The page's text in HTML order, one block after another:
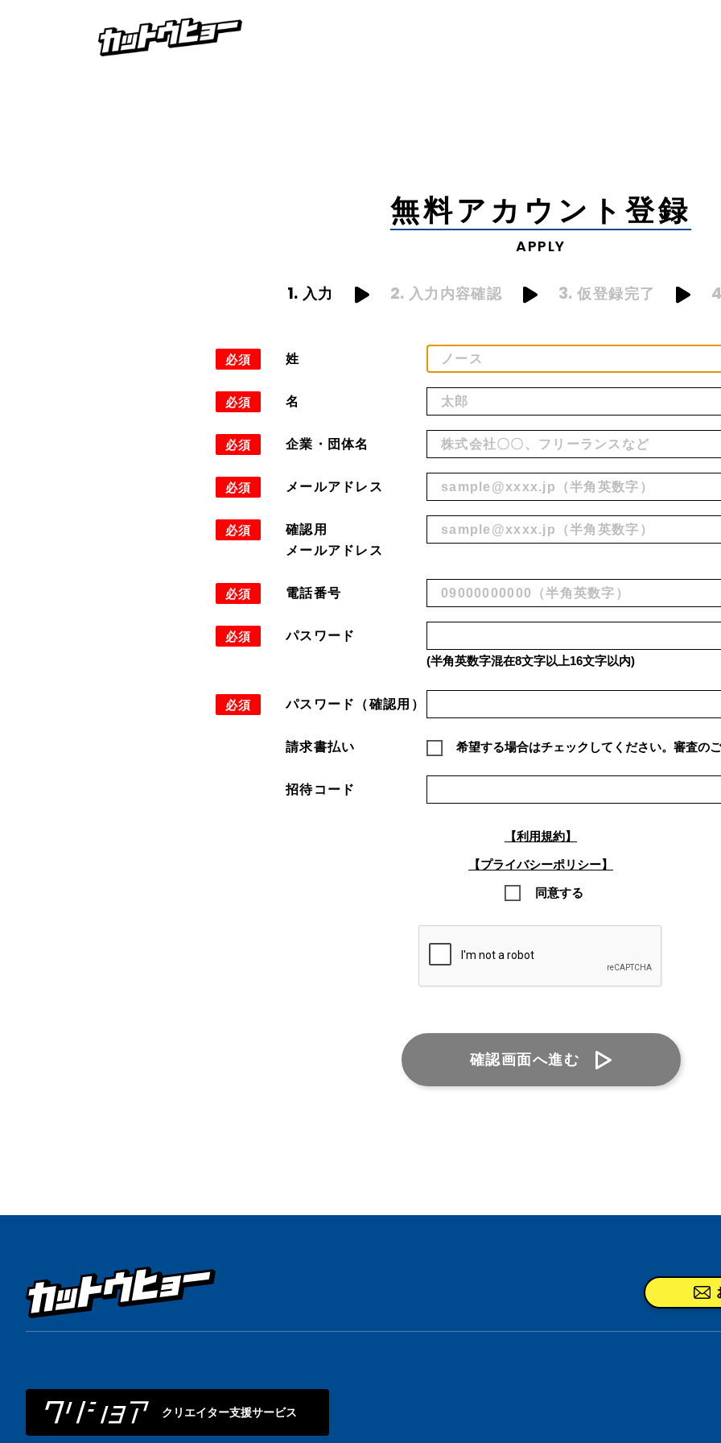
無料アカウント登録
APPLY
1. 入力 2. 入力内容確認 3. 仮登録完了
必須 姓
必須 名
必須 企業・団体名
必須 メールアドレス
必須
確認用
メールアドレス
必須 電話番号
必須
パスワード
(半角英数字混在8文字以上16文字以内)
必須 パスワード（確認用）
請求書払い 希望する場合はチェックしてください。審査の
招待コード
【利用規約】
【プライバシーポリシー】
同意する
クリエイター支援サービス